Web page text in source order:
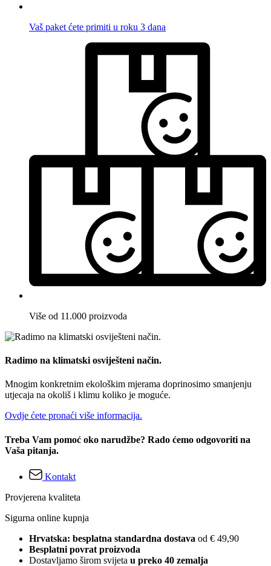
Vaš paket ćete primiti u roku 3 dana
Više od 11.000 proizvoda
Radimo na klimatski osviješteni način.
Mnogim konkretnim ekološkim mjerama doprinosimo smanjenju
utjecaja na okoliš i klimu koliko je moguće.
Ovdje ćete pronaći više informacija.
Treba Vam pomoć oko narudžbe? Rado ćemo odgovoriti na
Vaša pitanja.
Kontakt
Provjerena kvaliteta
Sigurna online kupnja
Hrvatska: besplatna standardna dostava od € 49,90
Besplatni povrat proizvoda
Dostavljamo širom svijeta u preko 40 zemalja